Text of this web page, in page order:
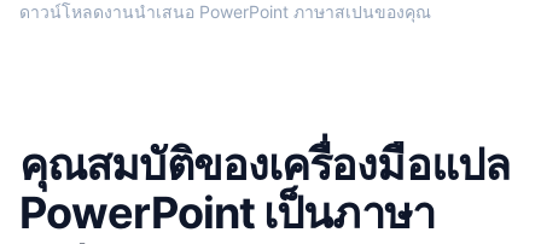
ดาวน์โหลดงานนำเสนอ PowerPoint ภาษาสเปนของคุณ
คุณสมบัติของเครื่องมือแปล
PowerPoint เป็นภาษา